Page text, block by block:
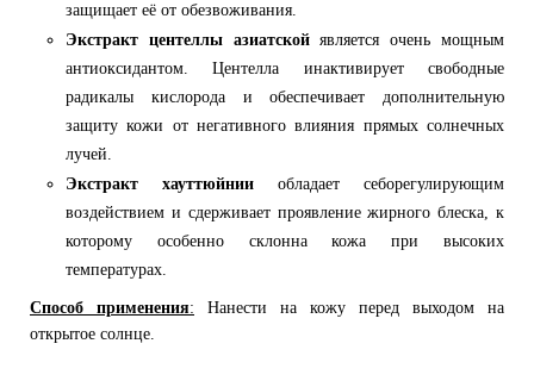
защищает её от обезвоживания.
Экстракт центеллы азиатскойявляется очень мощным
антиоксидантом. Центелла инактивирует свободные
радикалы кислорода и обеспечивает дополнительную
защиту кожи от негативного влияния прямых солнечных
лучей.
Экстракт хауттюйнии обладает себорегулирующим
воздействием и сдерживает проявление жирного блеска, к
которому особенно склонна кожа при высоких
температурах.
Способ применения: Нанести на кожу перед выходом на
открытое солнце.